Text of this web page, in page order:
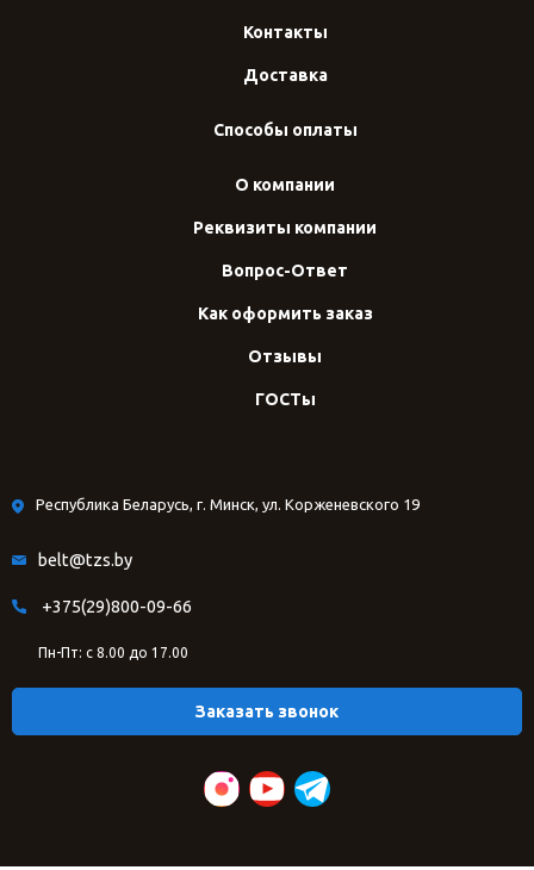
Контакты
Доставка
Способы оплаты
О компании
Реквизиты компании
Вопрос-Ответ
Как оформить заказ
Отзывы
ГОСТы
Республика Беларусь, г. Минск, ул. Корженевского 19
belt@tzs.by
+375(29)800-09-66
Пн-Пт: с 8.00 до 17.00
Заказать звонок